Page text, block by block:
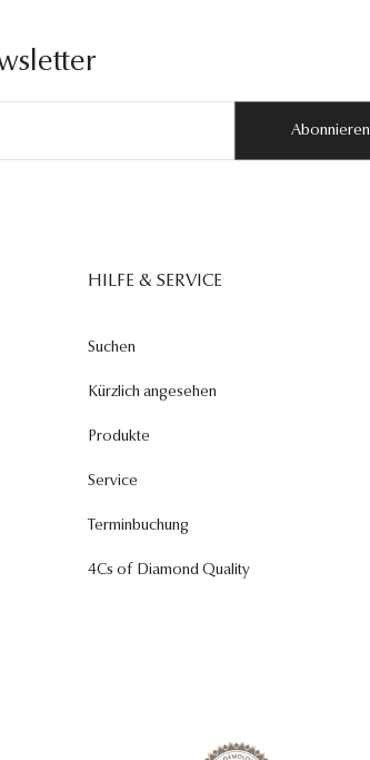
Abonnieren
HILFE & SERVICE
Suchen
Kürzlich angesehen
Produkte
Service
Terminbuchung
4Cs of Diamond Quality